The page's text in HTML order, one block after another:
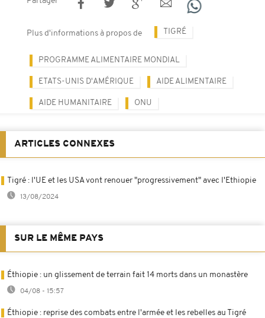
Plus d'informations à propos de TIGRÉ
PROGRAMME ALIMENTAIRE MONDIAL
ETATS-UNIS D'AMÉRIQUE AIDE ALIMENTAIRE
AIDE HUMANITAIRE ONU
ARTICLES CONNEXES
Tigré : l'UE et les USA vont renouer "progressivement" avec l'Ethiopie
13/08/2024
SUR LE MÊME PAYS
Éthiopie : un glissement de terrain fait 14 morts dans un monastère
04/08 - 15:57
Éthiopie : reprise des combats entre l'armée et les rebelles au Tigré